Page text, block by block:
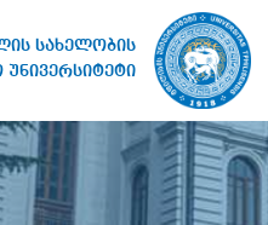
სახელობის